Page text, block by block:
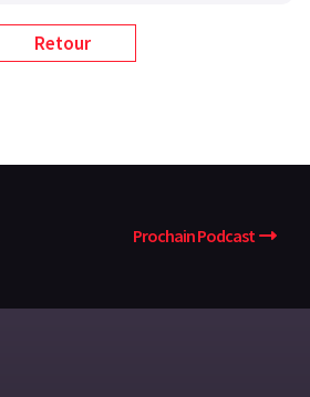
Retour
Prochain Podcast